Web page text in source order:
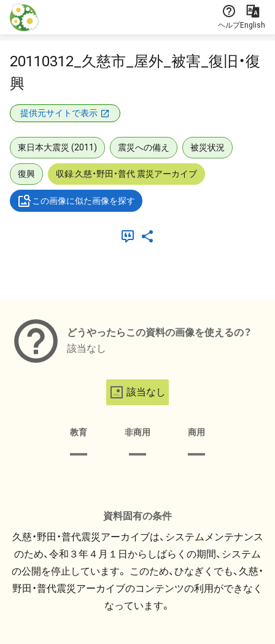
本文に飛ぶ
ヘルプEnglish
20110312_久慈市_屋外_被害_復旧・復
興
提供元サイトで表示
東日本大震災 (2011) 震災への備え 被災状況
復興 収録:久慈・野田・普代 震災アーカイブ
この画像に似た画像を探す
どうやったらこの資料の画像を使えるの？
該当なし
該当なし
教育 非商用 商用
資料固有の条件
久慈・野田・普代震災アーカイブは、システムメンテナンス
のため、令和３年４月１日からしばらくの期間、システム
の公開を停止しています。 このため、ひなぎくでも、久慈・
野田・普代震災アーカイブのコンテンツの利用ができなく
なっています。